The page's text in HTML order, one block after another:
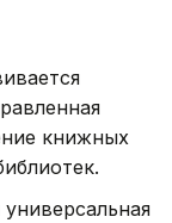
книжных